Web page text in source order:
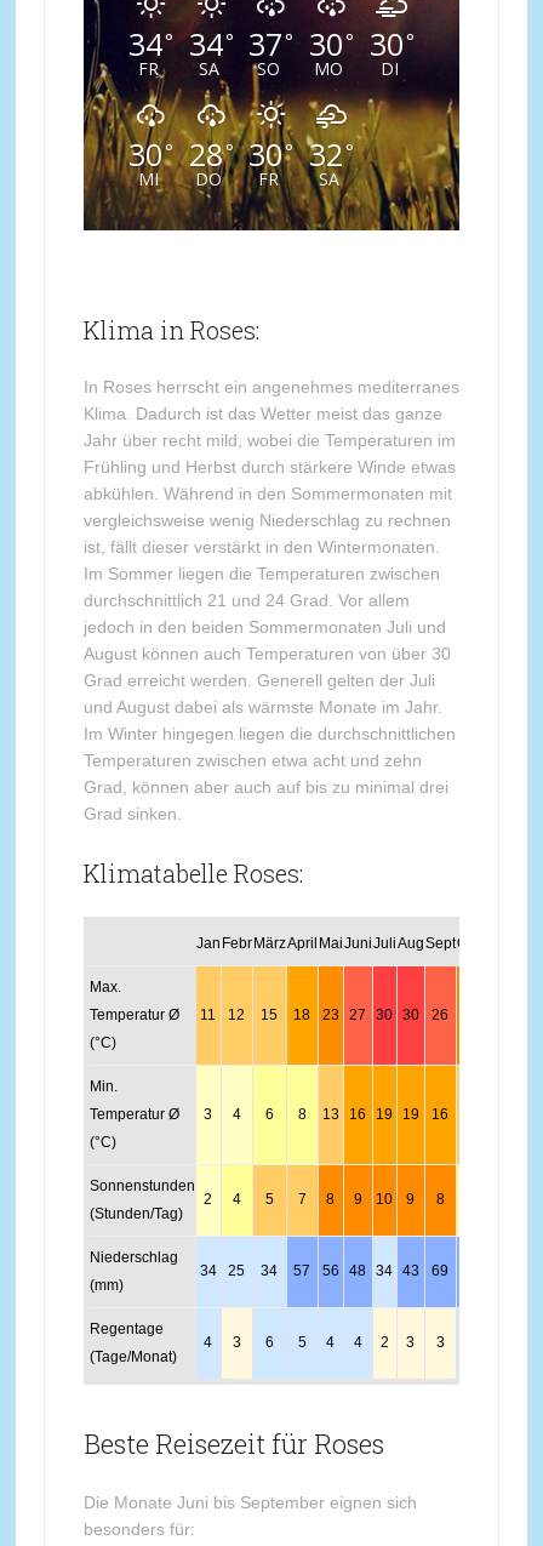
34°
FR
34°
SA
37°
SO
30°
MO
30°
DI
30°
MI
28°
DO
30°
FR
32°
SA
Klima in Roses:
In Roses herrscht ein angenehmes mediterranes
Klima. Dadurch ist das Wetter meist das ganze
Jahr über recht mild, wobei die Temperaturen im
Frühling und Herbst durch stärkere Winde etwas
abkühlen. Während in den Sommermonaten mit
vergleichsweise wenig Niederschlag zu rechnen
ist, fällt dieser verstärkt in den Wintermonaten.
Im Sommer liegen die Temperaturen zwischen
durchschnittlich 21 und 24 Grad. Vor allem
jedoch in den beiden Sommermonaten Juli und
August können auch Temperaturen von über 30
Grad erreicht werden. Generell gelten der Juli
und August dabei als wärmste Monate im Jahr.
Im Winter hingegen liegen die durchschnittlichen
Temperaturen zwischen etwa acht und zehn
Grad, können aber auch auf bis zu minimal drei
Grad sinken.
Klimatabelle Roses:
Jan Febr MärzApril MaiJuniJuliAugSeptOkt
Max.
Temperatur Ø
(°C)
11 12 15 18 23 27 30 30 26
Min.
Temperatur Ø
(°C)
3 4 6 8 13 16 19 19 16
Sonnenstunden
(Stunden/Tag)
2 4 5 7 8 9 10 9 8
Niederschlag
(mm)
34 25 34 57 56 48 34 43 69
Regentage
(Tage/Monat)
4 3 6 5 4 4 2 3 3
Beste Reisezeit für Roses
Die Monate Juni bis September eignen sich
besonders für: